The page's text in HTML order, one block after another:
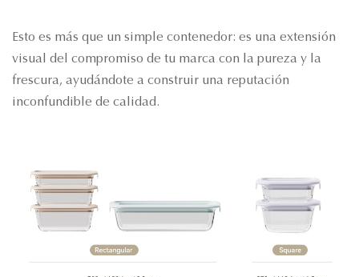
Esto es más que un simple contenedor: es una extensión
visual del compromiso de tu marca con la pureza y la
frescura, ayudándote a construir una reputación
inconfundible de calidad.